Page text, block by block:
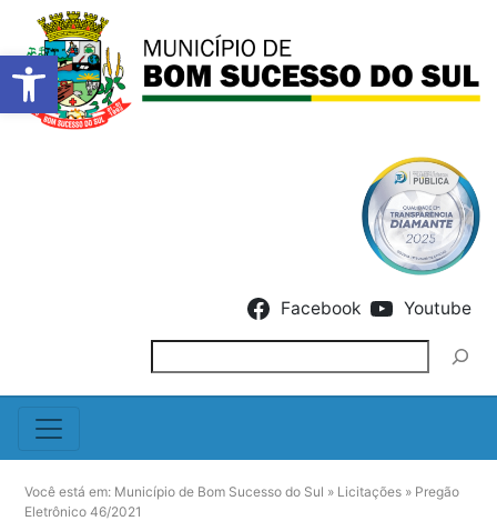
Barra de Ferramentas
Facebook Youtube
Você está em: Município de Bom Sucesso do Sul » Licitações » Pregão
Eletrônico 46/2021